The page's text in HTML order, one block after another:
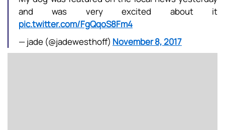
and was very excited about it
pic.twitter.com/FgQqoS8Fm4
— jade (@jadewesthoff) November 8, 2017